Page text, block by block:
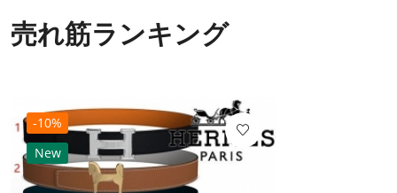
売れ筋ランキング
-10%
New